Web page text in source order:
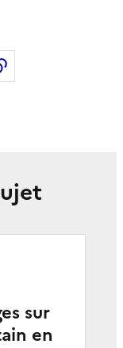
par email
sur
en